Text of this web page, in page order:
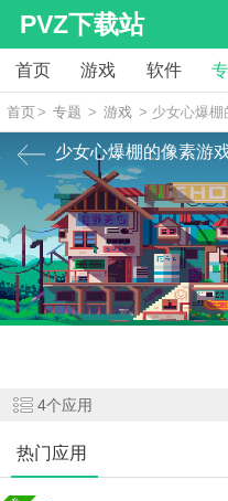
PVZ下载站
首页 游戏 软件
首页> 专题 > 游戏 > 少女心爆棚
少女心爆棚的像素游
小编今天给大家带来一些少女
戏都是以像素为主，各种可爱的游
面前，还有更多有趣的游戏内容，
吧！
4个应用
热门应用